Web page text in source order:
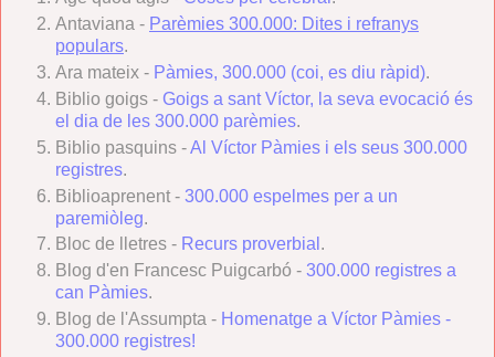
Antaviana - Parèmies 300.000: Dites i refranys
populars.
Ara mateix - Pàmies, 300.000 (coi, es diu ràpid).
Biblio goigs - Goigs a sant Víctor, la seva evocació és
el dia de les 300.000 parèmies.
Biblio pasquins -Al Víctor Pàmies i els seus 300.000
registres.
Biblioaprenent - 300.000 espelmes per a un
paremiòleg.
Bloc de lletres - Recurs proverbial .
Blog d'en Francesc Puigcarbó - 300.000 registres a
can Pàmies.
Blog de l'Assumpta - Homenatge a Víctor Pàmies -
300.000 registres!